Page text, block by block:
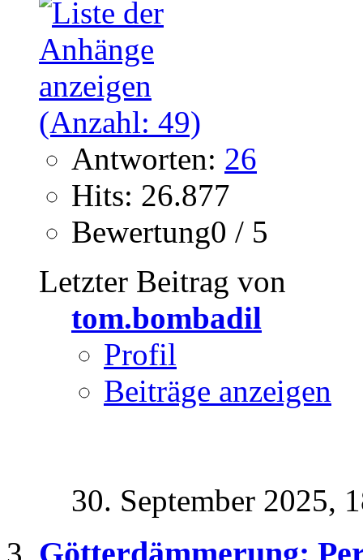
Antworten: 26
Hits: 26.877
Bewertung0 / 5
Letzter Beitrag von
tom.bombadil
Profil
Beiträge anzeigen
30. September 2025,